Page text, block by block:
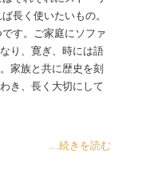
長く使いたいもの。
す。ご家庭にソファ
り、寛ぎ、時には語
家族と共に歴史を刻
き、長く大切にして
...続きを読む